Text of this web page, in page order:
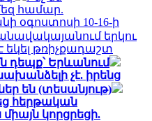
համար.
օգոստոսի 10-16-ի
երկու
եկել թռիչքադաշտ
դեպք՝ Երևանում
չէ. իրենց
են (տեսանյութ)
հերթական
կորցրեցի.